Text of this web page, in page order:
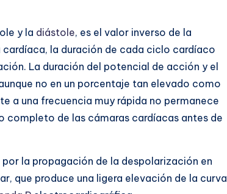
y la diástole, es el valor inverso de la
la duración de cada ciclo cardíaco
La duración del potencial de acción y el
no en un porcentaje tan elevado como
a una frecuencia muy rápida no permanece
completo de las cámaras cardíacas antes de
la propagación de la despolarización en
que produce una ligera elevación de la curva